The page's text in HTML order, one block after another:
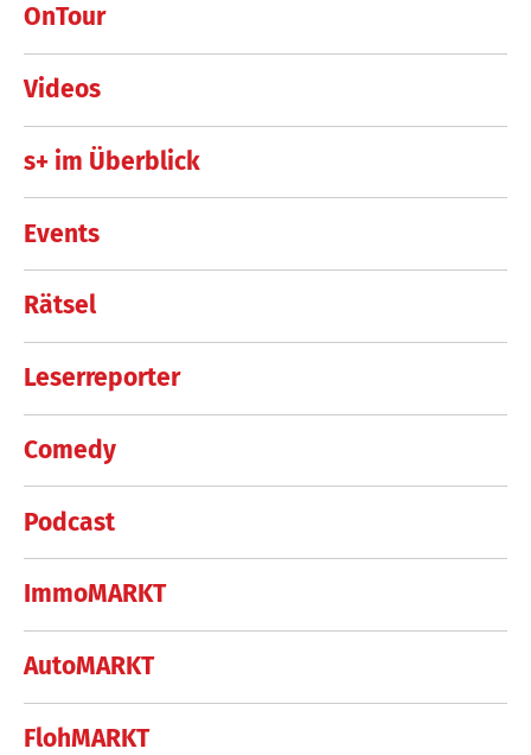
OnTour
Videos
s+ im Überblick
Events
Rätsel
Leserreporter
Comedy
Podcast
ImmoMARKT
AutoMARKT
FlohMARKT